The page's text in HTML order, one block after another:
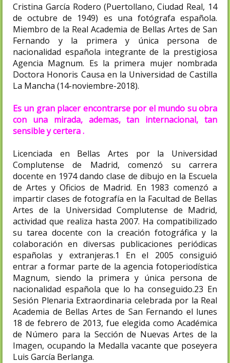
Cristina García Rodero (Puertollano, Ciudad Real, 14
de octubre de 1949) es una fotógrafa española.
Miembro de la Real Academia de Bellas Artes de San
Fernando y la primera y única persona de
nacionalidad española integrante de la prestigiosa
Agencia Magnum. Es la primera mujer nombrada
Doctora Honoris Causa en la Universidad de Castilla
La Mancha (14-noviembre-2018).
Es un gran placer encontrarse por el mundo su obra
con una mirada, ademas, tan internacional, tan
sensible y certera .
Licenciada en Bellas Artes por la Universidad
Complutense de Madrid, comenzó su carrera
docente en 1974 dando clase de dibujo en la Escuela
de Artes y Oficios de Madrid. En 1983 comenzó a
impartir clases de fotografía en la Facultad de Bellas
Artes de la Universidad Complutense de Madrid,
actividad que realiza hasta 2007. Ha compatibilizado
su tarea docente con la creación fotográfica y la
colaboración en diversas publicaciones periódicas
españolas y extranjeras.1​ En el 2005 consiguió
entrar a formar parte de la agencia fotoperiodística
Magnum, siendo la primera y única persona de
nacionalidad española que lo ha conseguido.2​3​ En
Sesión Plenaria Extraordinaria celebrada por la Real
Academia de Bellas Artes de San Fernando el lunes
18 de febrero de 2013, fue elegida como Académica
de Número para la Sección de Nuevas Artes de la
Imagen, ocupando la Medalla vacante que poseyera
Luis García Berlanga.